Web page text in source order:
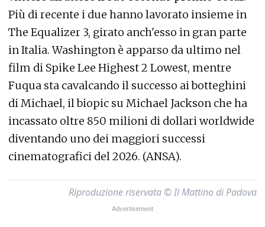
Più di recente i due hanno lavorato insieme in
The Equalizer 3, girato anch'esso in gran parte
in Italia. Washington è apparso da ultimo nel
film di Spike Lee Highest 2 Lowest, mentre
Fuqua sta cavalcando il successo ai botteghini
di Michael, il biopic su Michael Jackson che ha
incassato oltre 850 milioni di dollari worldwide
diventando uno dei maggiori successi
cinematografici del 2026. (ANSA).
Riproduzione riservata © Il Mattino di Padova